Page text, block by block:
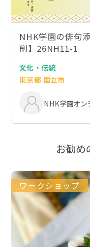
NHK学園の俳句
削】26NH11-1
文化・伝統
東京都 国立市
NHK学園オン
お勧め
ワークショップ